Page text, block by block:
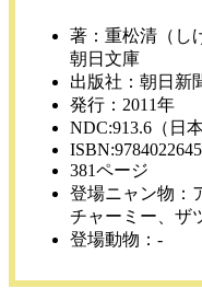
著：重松清（
朝日文庫
出版社：朝日
発行：2011年
NDC:913.6（日
381ページ
登場ニャン物：
チャーミー、ザ
登場動物：-